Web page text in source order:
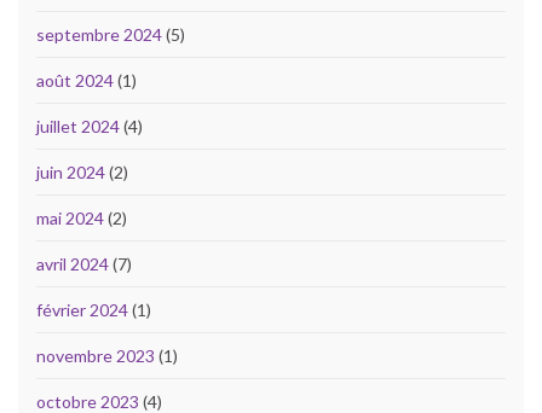
septembre 2024(5)
août 2024(1)
juillet 2024(4)
juin 2024(2)
mai 2024(2)
avril 2024(7)
février 2024(1)
novembre 2023 (1)
octobre 2023 (4)